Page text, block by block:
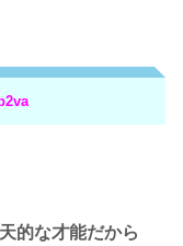
的な才能だから